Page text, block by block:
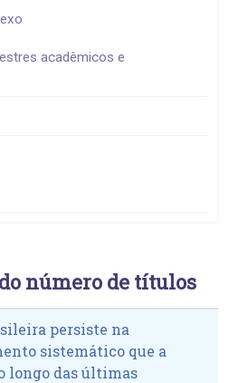
acadêmicos e
número de títulos
persiste na
sistemático que a
longo das últimas